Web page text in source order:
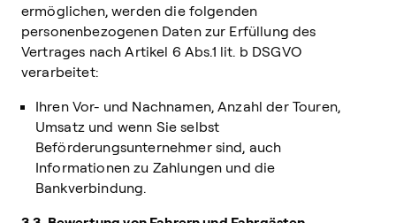
ermöglichen, werden die folgenden
personenbezogenen Daten zur Erfüllung des
Vertrages nach Artikel 6 Abs.1 lit. b DSGVO
verarbeitet:
Ihren Vor- und Nachnamen, Anzahl der Touren,
Umsatz und wenn Sie selbst
Beförderungsunternehmer sind, auch
Informationen zu Zahlungen und die
Bankverbindung.